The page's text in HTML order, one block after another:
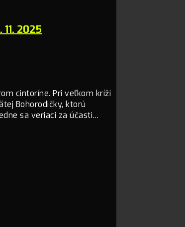
11. 2025
cintoríne. Pri veľkom kríži
Bohorodičky, ktorú
sa veriaci za účasti…